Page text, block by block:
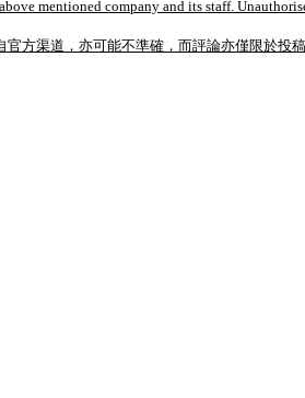
mentioned company and its staff.
方渠道，亦可能不準確，而評論亦僅限於投